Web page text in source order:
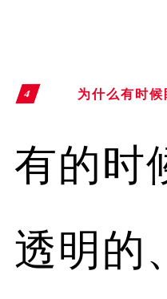
4 为什么有时候
有的时
透明的